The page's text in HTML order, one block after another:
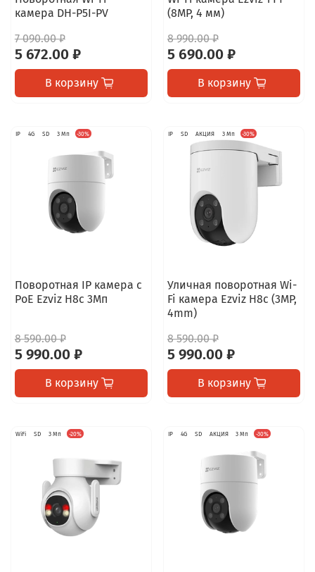
камера DH-P5I-PV
7 090.00 ₽
5 672.00 ₽
В корзину
(8MP, 4 мм)
8 990.00 ₽
5 690.00 ₽
В корзину
IP 4G SD 3 Мп -30%
Поворотная IP камера c
PoE Ezviz H8c 3Мп
8 590.00 ₽
5 990.00 ₽
В корзину
IP SD АКЦИЯ 3 Мп -30%
Уличная поворотная Wi-
Fi камера Ezviz H8c (3MP,
4mm)
8 590.00 ₽
5 990.00 ₽
В корзину
WiFi SD 3 Мп -20% IP 4G SD АКЦИЯ 3 Мп -30%